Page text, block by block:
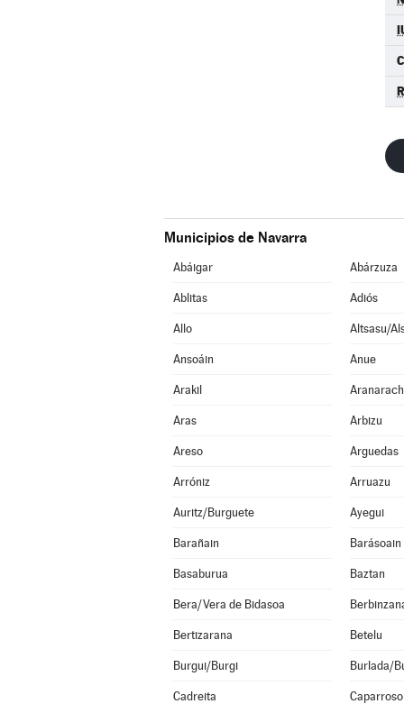
Municipios de Navarra
Abáigar Abárzuza
Ablitas Adiós
Allo Altsasu/
Ansoáin Anue
Arakil
Aras Arbizu
Areso Arguedas
Arróniz Arruazu
Auritz/Burguete Ayegui
Barañain Barásoain
Basaburua Baztan
Bera/Vera de Bidasoa
Bertizarana Betelu
Burgui/Burgi Burlada/
Cadreita Caparroso